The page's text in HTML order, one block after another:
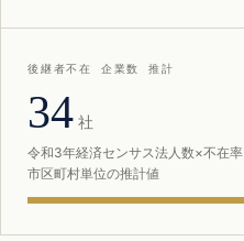
後継者不在 企業数 推計
34 社
令和3年経済センサス法人数×不在率
市区町村単位の推計値